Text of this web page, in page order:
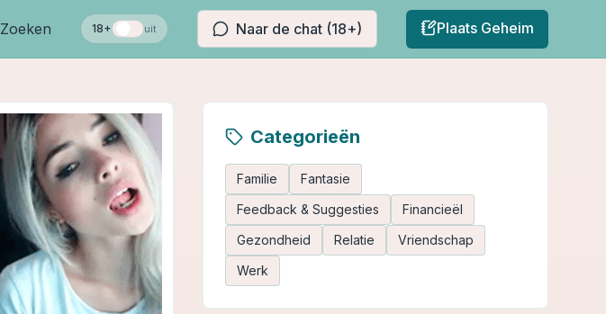
Zoeken 18+ uit Naar de chat (18+) Plaats Geheim
Categorieën
Familie
Fantasie
Feedback & Suggesties
Financieël
Gezondheid
Relatie
Vriendschap
Werk